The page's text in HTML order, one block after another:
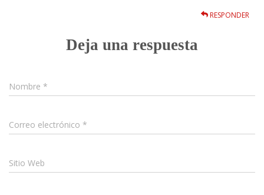
RESPONDER
Deja una respuesta
Nombre *
Correo electrónico *
Sitio Web